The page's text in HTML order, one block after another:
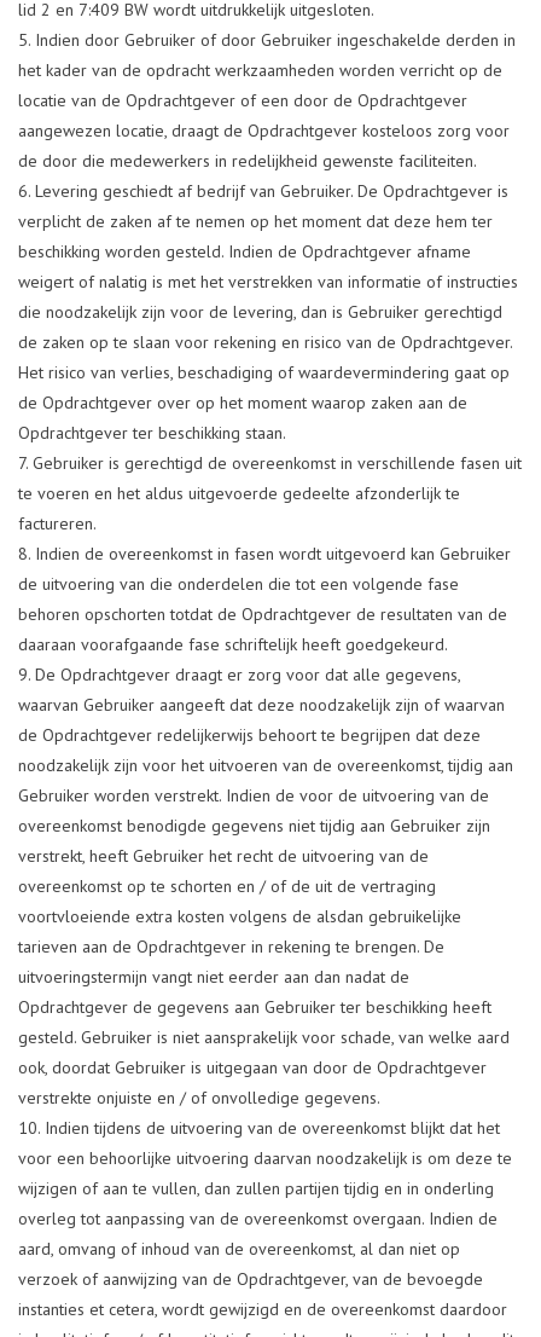
lid 2 en 7:409 BW wordt uitdrukkelijk uitgesloten.
Indien door Gebruiker of door Gebruiker ingeschakelde derden in
het kader van de opdracht werkzaamheden worden verricht op de
locatie van de Opdrachtgever of een door de Opdrachtgever
aangewezen locatie, draagt de Opdrachtgever kosteloos zorg voor
de door die medewerkers in redelijkheid gewenste faciliteiten.
Levering geschiedt af bedrijf van Gebruiker. De Opdrachtgever is
verplicht de zaken af te nemen op het moment dat deze hem ter
beschikking worden gesteld. Indien de Opdrachtgever afname
weigert of nalatig is met het verstrekken van informatie of instructies
die noodzakelijk zijn voor de levering, dan is Gebruiker gerechtigd
de zaken op te slaan voor rekening en risico van de Opdrachtgever.
Het risico van verlies, beschadiging of waardevermindering gaat op
de Opdrachtgever over op het moment waarop zaken aan de
Opdrachtgever ter beschikking staan.
Gebruiker is gerechtigd de overeenkomst in verschillende fasen uit
te voeren en het aldus uitgevoerde gedeelte afzonderlijk te
factureren.
Indien de overeenkomst in fasen wordt uitgevoerd kan Gebruiker
de uitvoering van die onderdelen die tot een volgende fase
behoren opschorten totdat de Opdrachtgever de resultaten van de
daaraan voorafgaande fase schriftelijk heeft goedgekeurd.
De Opdrachtgever draagt er zorg voor dat alle gegevens,
waarvan Gebruiker aangeeft dat deze noodzakelijk zijn of waarvan
de Opdrachtgever redelijkerwijs behoort te begrijpen dat deze
noodzakelijk zijn voor het uitvoeren van de overeenkomst, tijdig aan
Gebruiker worden verstrekt. Indien de voor de uitvoering van de
overeenkomst benodigde gegevens niet tijdig aan Gebruiker zijn
verstrekt, heeft Gebruiker het recht de uitvoering van de
overeenkomst op te schorten en / of de uit de vertraging
voortvloeiende extra kosten volgens de alsdan gebruikelijke
tarieven aan de Opdrachtgever in rekening te brengen. De
uitvoeringstermijn vangt niet eerder aan dan nadat de
Opdrachtgever de gegevens aan Gebruiker ter beschikking heeft
gesteld. Gebruiker is niet aansprakelijk voor schade, van welke aard
ook, doordat Gebruiker is uitgegaan van door de Opdrachtgever
verstrekte onjuiste en / of onvolledige gegevens.
Indien tijdens de uitvoering van de overeenkomst blijkt dat het
voor een behoorlijke uitvoering daarvan noodzakelijk is om deze te
wijzigen of aan te vullen, dan zullen partijen tijdig en in onderling
overleg tot aanpassing van de overeenkomst overgaan. Indien de
aard, omvang of inhoud van de overeenkomst, al dan niet op
verzoek of aanwijzing van de Opdrachtgever, van de bevoegde
instanties et cetera, wordt gewijzigd en de overeenkomst daardoor